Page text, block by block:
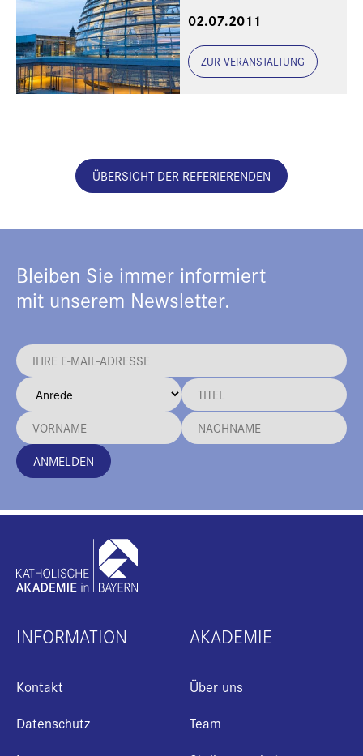
02.07.2011
ZUR VERANSTALTUNG
ÜBERSICHT DER REFERIERENDEN
Bleiben Sie immer informiert
mit unserem Newsletter.
ANMELDEN
INFORMATION
Kontakt
Datenschutz
AKADEMIE
Über uns
Team